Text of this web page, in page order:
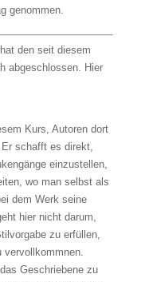
genommen.
den seit diesem
abgeschlossen. Hier
Kurs, Autoren dort
schafft es direkt,
einzustellen,
wo man selbst als
dem Werk seine
hier nicht darum,
zu erfüllen,
Geschriebene zu